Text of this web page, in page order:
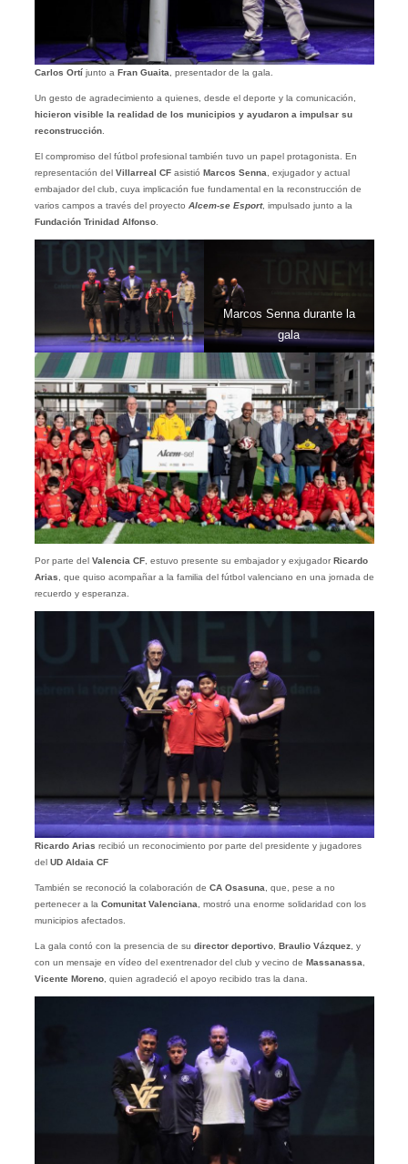
Carlos Ortí junto a Fran Guaita , presentador de la gala.
Un gesto de agradecimiento a quienes, desde el deporte y la comunicación,
hicieron visible la realidad de los municipios y ayudaron a impulsar su
reconstrucción.
El compromiso del fútbol profesional también tuvo un papel protagonista. En
representación del Villarreal CFasistió Marcos Senna , exjugador y actual
embajador del club, cuya implicación fue fundamental en la reconstrucción de
varios campos a través del proyecto Alcem-se Esport, impulsado junto a la
Fundación Trinidad Alfonso.
Marcos Senna durante la
gala
Por parte del Valencia CF, estuvo presente su embajador y exjugadorRicardo
Arias , que quiso acompañar a la familia del fútbol valenciano en una jornada de
recuerdo y esperanza.
Ricardo Arias recibió un reconocimiento por parte del presidente y jugadores
del UD Aldaia CF
También se reconoció la colaboración de CA Osasuna , que, pese a no
pertenecer a la Comunitat Valenciana , mostró una enorme solidaridad con los
municipios afectados.
La gala contó con la presencia de su director deportivo, Braulio Vázquez, y
con un mensaje en vídeo del exentrenador del club y vecino de Massanassa
Vicente Moreno, quien agradeció el apoyo recibido tras la dana.